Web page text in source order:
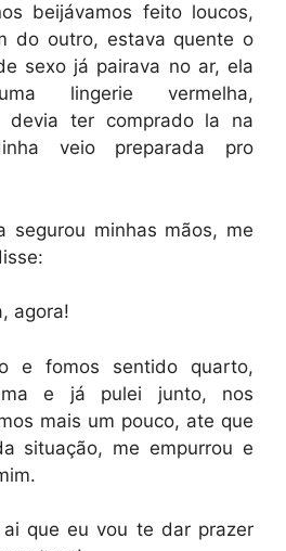
beijávamos feito loucos,
do outro, estava quente o
sexo já pairava no ar, ela
lingerie vermelha,
devia ter comprado la na
veio preparada pro
segurou minhas mãos, me
agora!
e fomos sentido quarto,
e já pulei junto, nos
mais um pouco, ate que
situação, me empurrou e
que eu vou te dar prazer